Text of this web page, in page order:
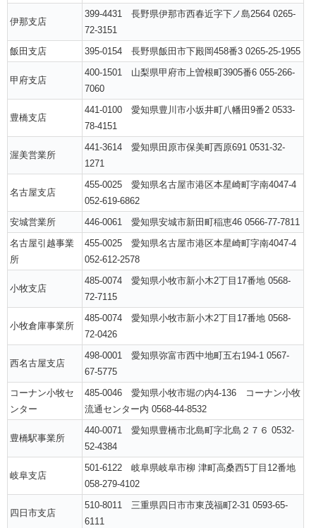
伊那支店
399-4431 長野県伊那市西春近字下ノ島2564 0265-
72-3151
飯田支店
395-0154 長野県飯田市下殿岡458番3 0265-25-1955
甲府支店
400-1501 山梨県甲府市上曽根町3905番6 055-266-
7060
豊橋支店
441-0100 愛知県豊川市小坂井町八幡田9番2 0533-
78-4151
渥美営業所
441-3614 愛知県田原市保美町西原691 0531-32-
1271
名古屋支店
455-0025 愛知県名古屋市港区本星崎町字南4047-4
052-619-6862
安城営業所
446-0061 愛知県安城市新田町稲恵46 0566-77-7811
名古屋引越事業
所
455-0025 愛知県名古屋市港区本星崎町字南4047-4
052-612-2578
小牧支店
485-0074 愛知県小牧市新小木2丁目17番地 0568-
72-7115
小牧倉庫事業所
485-0074 愛知県小牧市新小木2丁目17番地 0568-
72-0426
西名古屋支店
498-0001 愛知県弥富市西中地町五右194-1 0567-
67-5775
コーナン小牧セ
ンター
485-0046 愛知県小牧市堀の内4-136 コーナン小牧
流通センター内 0568-44-8532
豊橋駅事業所
440-0071 愛知県豊橋市北島町字北島２７６ 0532-
52-4384
岐阜支店
501-6122 岐阜県岐阜市柳 津町高桑西5丁目12番地
058-279-4102
四日市支店
510-8011 三重県四日市市東茂福町2-31 0593-65-
6111